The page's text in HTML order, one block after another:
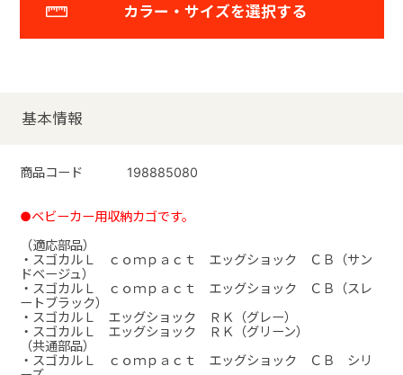
カラー・サイズを選択する
基本情報
商品コード 198885080
●ベビーカー用収納カゴです。
（適応部品）
・スゴカルＬ ｃｏｍｐａｃｔ エッグショック ＣＢ（サン
ドベージュ）
・スゴカルＬ ｃｏｍｐａｃｔ エッグショック ＣＢ（スレ
ートブラック）
・スゴカルＬ エッグショック ＲＫ（グレー）
・スゴカルＬ エッグショック ＲＫ（グリーン）
（共通部品）
・スゴカルＬ ｃｏｍｐａｃｔ エッグショック ＣＢ シリ